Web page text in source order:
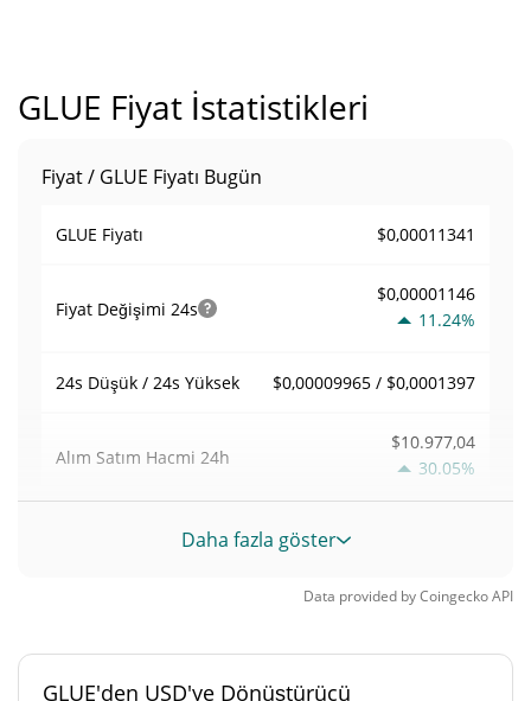
GLUE Fiyat İstatistikleri
Fiyat / GLUE Fiyatı Bugün
GLUE Fiyatı $0,00011341
Fiyat Değişimi 24s
$0,00001146
11.24%
24s Düşük / 24s Yüksek $0,00009965 / $0,0001397
Alım Satım Hacmi 24h
$10.977,04
30.05%
Hacim / Piyasa Değeri
0,0000048141565%
Piyasa sıralaması #5602
Daha fazla göster
Data provided byCoingeckoAPI
GLUE'den USD'ye Dönüştürücü